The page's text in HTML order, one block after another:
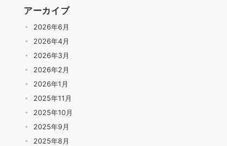
アーカイブ
2026年6月
2026年4月
2026年3月
2026年2月
2026年1月
2025年11月
2025年10月
2025年9月
2025年8月